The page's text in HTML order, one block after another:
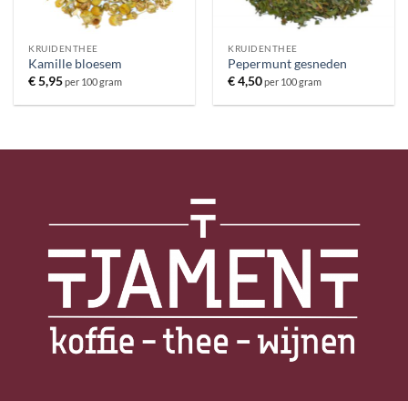
KRUIDENTHEE
Kamille bloesem
€5,95per 100 gram
KRUIDENTHEE
Pepermunt gesneden
€4,50per 100 gram